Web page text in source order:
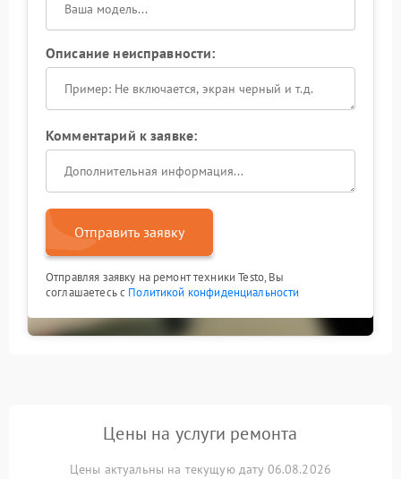
Описание неисправности:
Комментарий к заявке:
Отправить заявку
Отправляя заявку на ремонт техники Testo, Вы
соглашаетесь с Политикой конфиденциальности
Цены на услуги ремонта
Цены актуальны на текущую дату 06.08.2026